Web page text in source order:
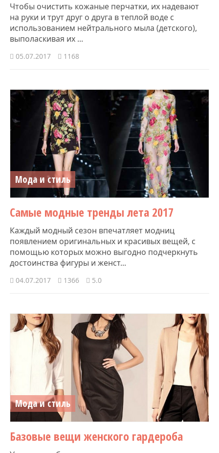
Чтобы очистить кожаные перчатки, их надевают
на руки и трут друг о друга в теплой воде с
использованием нейтрального мыла (детского),
выполаскивая их ...
05.07.2017 1168
Мода и стиль
Самые модные тренды лета 2017
Каждый модный сезон впечатляет модниц
появлением оригинальных и красивых вещей, с
помощью которых можно выгодно подчеркнуть
достоинства фигуры и женст...
04.07.2017 1366 5.0
Мода и стиль
Базовые вещи женского гардероба